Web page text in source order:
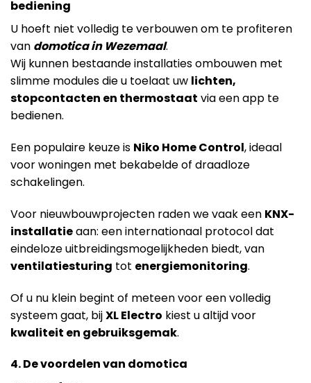
bediening
U hoeft niet volledig te verbouwen om te profiteren
van domotica in Wezemaal.
Wij kunnen bestaande installaties ombouwen met
slimme modules die u toelaat uw lichten,
stopcontacten en thermostaat via een app te
bedienen.
Een populaire keuze is Niko Home Control, ideaal
voor woningen met bekabelde of draadloze
schakelingen.
Voor nieuwbouwprojecten raden we vaak een KNX-
installatieaan: een internationaal protocol dat
eindeloze uitbreidingsmogelijkheden biedt, van
ventilatiesturing tot energiemonitoring.
Of u nu klein begint of meteen voor een volledig
systeem gaat, bijXL Electro kiest u altijd voor
kwaliteit en gebruiksgemak.
4. De voordelen van domotica